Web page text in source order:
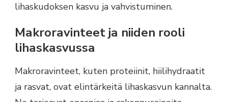
lihaskudoksen kasvu ja vahvistuminen.
Makroravinteet ja niiden rooli
lihaskasvussa
Makroravinteet, kuten proteiinit, hiilihydraatit
ja rasvat, ovat elintärkeitä lihaskasvun kannalta.